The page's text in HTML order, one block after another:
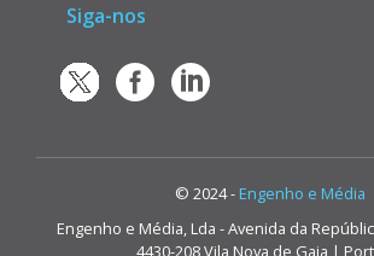
Siga-nos
© 2024 - Engenho e Média
Engenho e Média, Lda - Avenida da
4430-208 Vila Nova de Gaia |